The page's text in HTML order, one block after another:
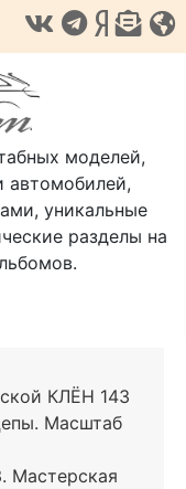
моделей,
автомобилей,
уникальные
разделы на
КЛЁН 143
Масштаб
Мастерская